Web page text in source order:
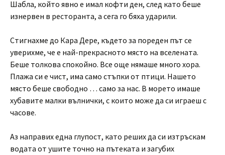
Шабла, който явно е имал кофти ден, след като беше
изнервен в ресторанта, а сега го бяха ударили.
Стигнахме до Кара Дере, където за пореден път се
уверихме, че е най-прекрасното място на вселената.
Беше толкова спокойно. Все още нямаше много хора.
Плажа си е чист, има само стъпки от птици. Нашето
място беше свободно … само за нас. В морето имаше
хубавите малки вълнички, с които може да си играеш с
часове.
Аз направих една глупост, като реших да си изтръскам
водата от ушите точно на пътеката и загубих